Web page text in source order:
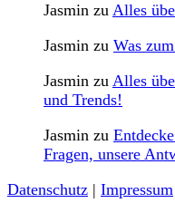
Jasmin zu Alles
Jasmin zu Was
Jasmin zu Alles
und Trends!
Jasmin zu
Fragen, unsere
Datenschutz | Impressum